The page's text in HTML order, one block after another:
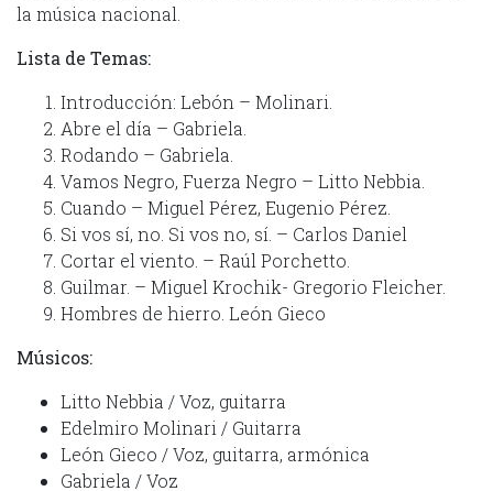
la música nacional.
Lista de Temas:
Introducción: Lebón – Molinari.
Abre el día – Gabriela.
Rodando – Gabriela.
Vamos Negro, Fuerza Negro – Litto Nebbia.
Cuando – Miguel Pérez, Eugenio Pérez.
Si vos sí, no. Si vos no, sí. – Carlos Daniel
Cortar el viento. – Raúl Porchetto.
Guilmar. – Miguel Krochik- Gregorio Fleicher.
Hombres de hierro. León Gieco
Músicos:
Litto Nebbia / Voz, guitarra
Edelmiro Molinari / Guitarra
León Gieco / Voz, guitarra, armónica
Gabriela / Voz